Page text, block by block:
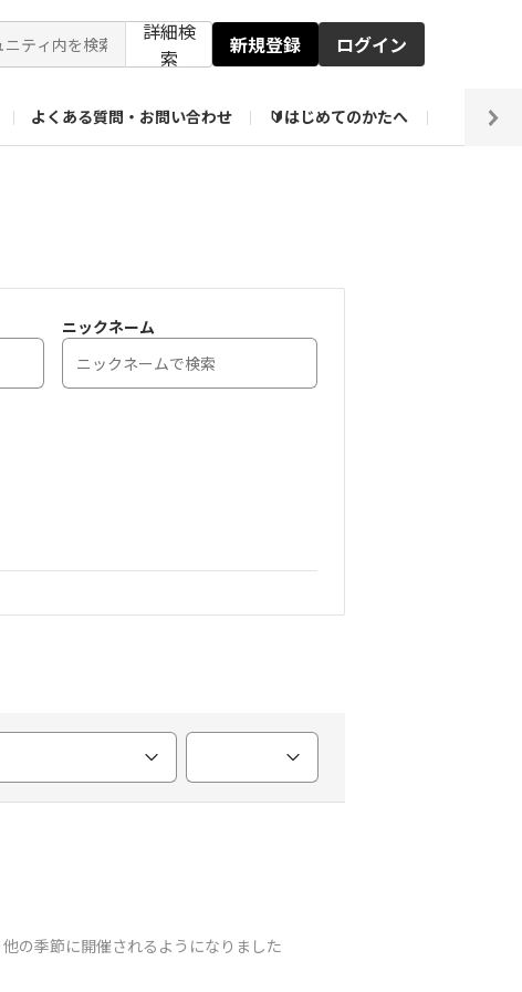
詳細検
索
新規登録 ログイン
よくある質問・お問い合わせ 🔰はじめてのかたへ 編集
ニックネーム
の季節に開催されるようになりました